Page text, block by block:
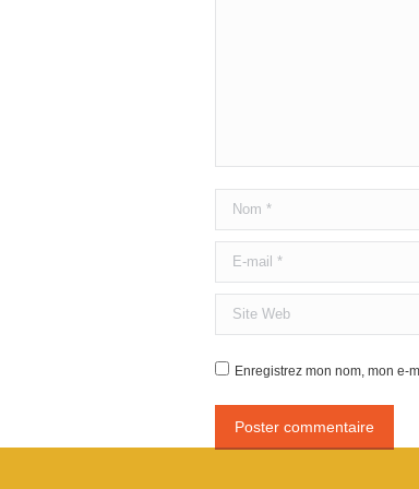
Nom *
E-mail *
Site Web
Enregistrez mon nom, mon e-
Poster commentaire